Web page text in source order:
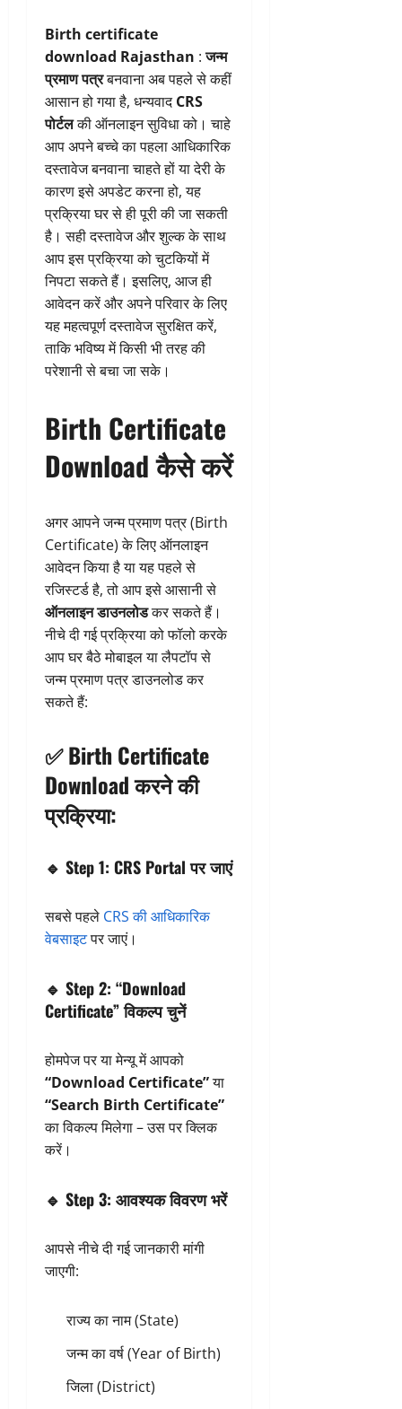
Birth certificate
download Rajasthan :जन्म
प्रमाण पत्रबनवाना अब पहले से कहीं
आसान हो गया है, धन्यवादCRS
पोर्टलकी ऑनलाइन सुविधा को। चाहे
आप अपने बच्चे का पहला आधिकारिक
दस्तावेज बनवाना चाहते हों या देरी के
कारण इसे अपडेट करना हो, यह
प्रक्रिया घर से ही पूरी की जा सकती
है। सही दस्तावेज और शुल्क के साथ
आप इस प्रक्रिया को चुटकियों में
निपटा सकते हैं। इसलिए, आज ही
आवेदन करें और अपने परिवार के लिए
यह महत्वपूर्ण दस्तावेज सुरक्षित करें,
ताकि भविष्य में किसी भी तरह की
परेशानी से बचा जा सके।
Birth Certificate
Download कैसे करें
अगर आपने जन्म प्रमाण पत्र (Birth
Certificate) के लिए ऑनलाइन
आवेदन किया है या यह पहले से
रजिस्टर्ड है, तो आप इसे आसानी से
ऑनलाइन डाउनलोडकर सकते हैं।
नीचे दी गई प्रक्रिया को फॉलो करके
आप घर बैठे मोबाइल या लैपटॉप से
जन्म प्रमाण पत्र डाउनलोड कर
सकते हैं:
✅Birth Certificate
Download करने की
प्रक्रिया:
🔹 Step 1: CRS Portal पर जाएं
सबसे पहले CRS की आधिकारिक
वेबसाइटपर जाएं।
🔹 Step 2: “Download
Certificate” विकल्प चुनें
होमपेज पर या मेन्यू में आपको
“Download Certificate”या
“Search Birth Certificate”
का विकल्प मिलेगा – उस पर क्लिक
करें।
🔹 Step 3: आवश्यक विवरण भरें
आपसे नीचे दी गई जानकारी मांगी
जाएगी:
राज्य का नाम (State)
जन्म का वर्ष (Year of Birth)
जिला (District)